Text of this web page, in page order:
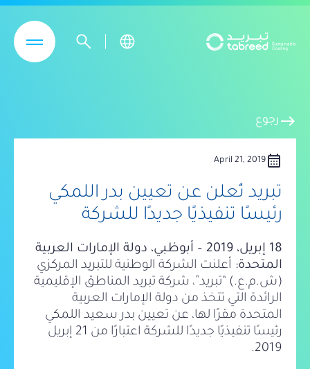
تجاوز إلى المحتوى الرئيسي
east رجوع
calendar_month
April 21, 2019
تبريد تُعلن عن تعيين بدر اللمكي
رئيسًا تنفيذيًا جديدًا للشركة
18 إبريل، 2019 – أبوظبي، دولة الإمارات العربية
المتحدة: أعلنت الشركة الوطنية للتبريد المركزي
(ش.م.ع.) “تبريد”، شركة تبريد المناطق الإقليمية
الرائدة التي تتخذ من دولة الإمارات العربية
المتحدة مقرًا لها، عن تعيين بدر سعيد اللمكي
رئيسًا تنفيذيًا جديدًا للشركة اعتبارًا من 21 إبريل
2019.